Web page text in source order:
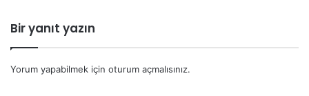
Bir yanıt yazın
Yorum yapabilmek için oturum açmalısınız.